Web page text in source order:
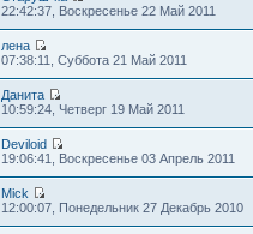
22:42:37, Воскресенье 22 Май 2011
лена
07:38:11, Суббота 21 Май 2011
Данита
10:59:24, Четверг 19 Май 2011
Deviloid
19:06:41, Воскресенье 03 Апрель 2011
Mick
12:00:07, Понедельник 27 Декабрь 2010